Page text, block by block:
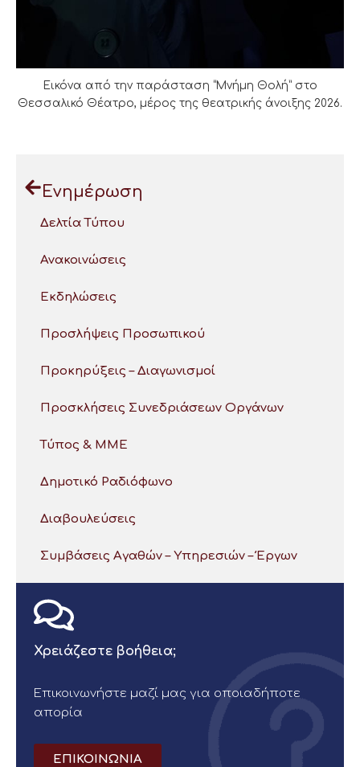
Εικόνα από την παράσταση “Μνήμη Θολή” στο
Θεσσαλικό Θέατρο, μέρος της θεατρικής άνοιξης 2026.
Ενημέρωση
Δελτία Τύπου
Ανακοινώσεις
Εκδηλώσεις
Προσλήψεις Προσωπικού
Προκηρύξεις – Διαγωνισμοί
Προσκλήσεις Συνεδριάσεων Οργάνων
Τύπος & ΜΜΕ
Δημοτικό Ραδιόφωνο
Διαβουλεύσεις
Συμβάσεις Αγαθών – Υπηρεσιών – Έργων
Χρειάζεστε βοήθεια;
Επικοινωνήστε μαζί μας για οποιαδήποτε
απορία
ΕΠΙΚΟΙΝΩΝΙΑ